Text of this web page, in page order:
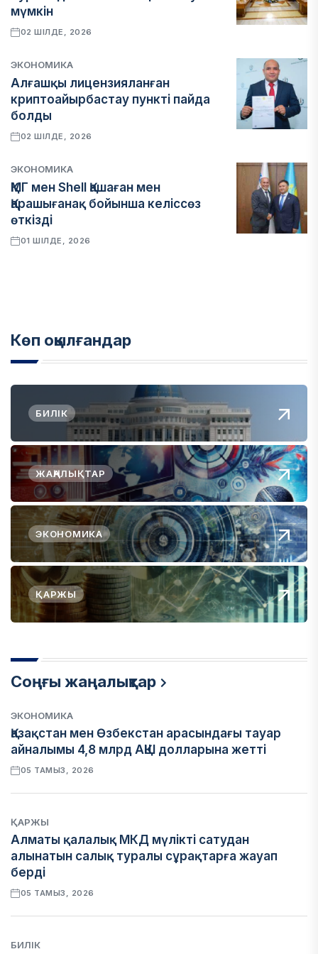
мүмкін
02 ШІЛДЕ, 2026
ЭКОНОМИКА
Алғашқы лицензияланған
криптоайырбастау пункті пайда
болды
02 ШІЛДЕ, 2026
ЭКОНОМИКА
​​ҚМГ мен Shell Қашаған мен
Қарашығанақ бойынша келіссөз
өткізді
01 ШІЛДЕ, 2026
Көп оқылғандар
БИЛІК
ЖАҢАЛЫҚТАР
ЭКОНОМИКА
ҚАРЖЫ
Соңғы жаңалықтар
ЭКОНОМИКА
Қазақстан мен Өзбекстан арасындағы тауар
айналымы 4,8 млрд АҚШ долларына жетті
05 ТАМЫЗ, 2026
ҚАРЖЫ
Алматы қалалық МКД мүлікті сатудан
алынатын салық туралы сұрақтарға жауап
берді
05 ТАМЫЗ, 2026
БИЛІК